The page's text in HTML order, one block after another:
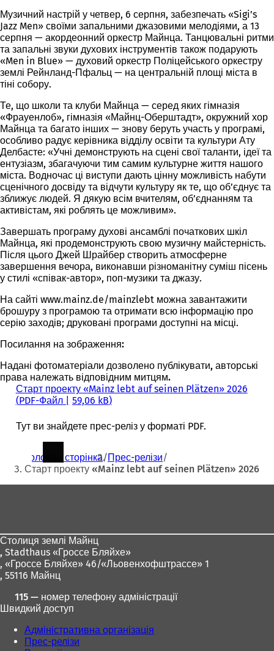
Музичний настрій у четвер, 6 серпня, забезпечать «Sigi’s
Jazz Men» своїми запальними джазовими мелодіями, а 13
серпня — акордеонний оркестр Майнца. Танцювальні ритми
та запальні звуки духових інструментів також подарують
«Men in Blue» — духовий оркестр Поліцейського оркестру
землі Рейнланд-Пфальц — на центральній площі міста в
тіні собору.
Те, що школи та клуби Майнца — серед яких гімназія
«Фрауенлоб», гімназія «Майнц-Оберштадт», окружний хор
Майнца та багато інших — знову беруть участь у програмі,
особливо радує керівника відділу освіти та культури Ату
Делбасте: «Учні демонструють на сцені свої таланти, ідеї та
ентузіазм, збагачуючи тим самим культурне життя нашого
міста. Водночас ці виступи дають цінну можливість набути
сценічного досвіду та відчути культуру як те, що об’єднує та
зближує людей. Я дякую всім вчителям, об’єднанням та
активістам, які роблять це можливим».
Завершать програму духові ансамблі початкових шкіл
Майнца, які продемонструють свою музичну майстерність.
Після цього Джей Шрайбер створить атмосферне
завершення вечора, виконавши різноманітну суміш пісень
у стилі «співак-автор», поп-музики та джазу.
На сайті www.mainz.de/mainzlebt можна завантажити
брошуру з програмою та отримати всю інформацію про
серію заходів; друковані програми доступні на місці.
Посилання на зображення:
Надані фотоматеріали дозволено публікувати, авторські
права належать відповідним митцям.
Старт проекту «Mainz lebt auf seinen Plätzen» 2026
PDF-Файл 59,06 kB
Тут ви знайдете прес-реліз у форматі PDF.
тут:
Головна сторінка Прес-релізи
Старт проекту «Mainz lebt auf seinen Plätzen» 2026
Столиця землі Майнц
, Stadthaus «Гроссе Бляйхе»
, «Гроссе Бляйхе» 46/«Льовенхофштрассе» 1
, 55116 Майнц
115 — номер телефону адміністрації
Швидкий доступ
Адміністративна організація
Прес-релізи